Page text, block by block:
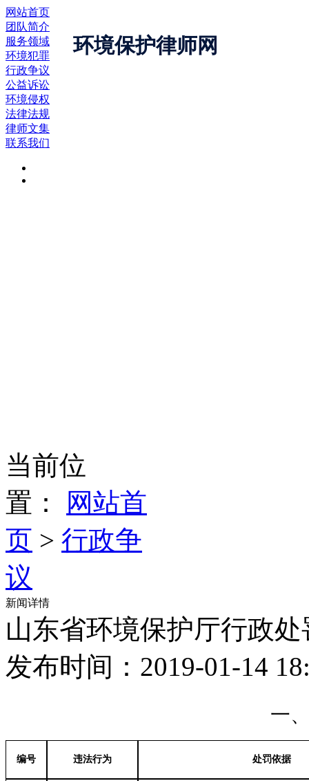
环境保护律师网
网站首页
团队简介
服务领域
环境犯罪
行政争议
公益诉讼
环境侵权
法律法规
律师文集
联系我们
当前位
置：
网站首
页 > 行政争
议
新闻详情
山东省环境保护厅行政
发布时间：2019-01-14
一
编号 违法行为 处罚依据